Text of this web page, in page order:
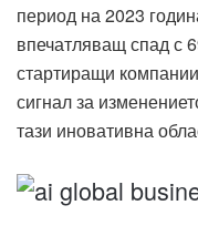
период на 2023
впечатляващ спад с
стартиращи
сигнал за
тази иновативна